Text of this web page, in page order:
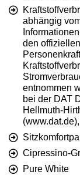
abhängig
den
entnommen
bei der DAT
Hellmuth-
Cipressino-
Pure White